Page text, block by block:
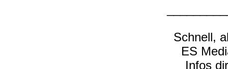
Schnell,
ES
Infos